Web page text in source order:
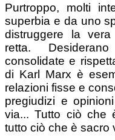
Purtroppo, molti
superbia e da uno
distruggere la
retta.
consolidate e
di Karl Marx è
relazioni fisse e
pregiudizi e
via... Tutto ciò che
tutto ciò che è sacro